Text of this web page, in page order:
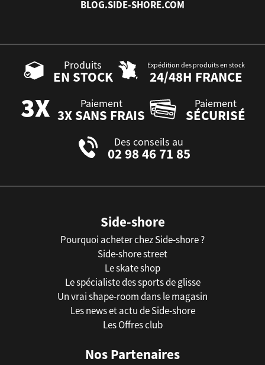
BLOG.SIDE-SHORE.COM
Produits
EN STOCK
Expédition des produits en stock
24/48H FRANCE
Paiement
3X SANS FRAIS
Paiement
SÉCURISÉ
Des conseils au
02 98 46 71 85
Side-shore
Pourquoi acheter chez Side-shore ?
Side-shore street
Le skate shop
Le spécialiste des sports de glisse
Un vrai shape-room dans le magasin
Les news et actu de Side-shore
Les Offres club
Nos Partenaires